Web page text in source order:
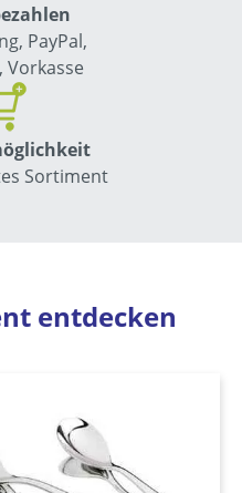
PayPal,
Vorkasse
Sortiment
entdecken